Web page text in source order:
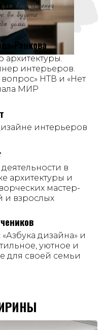
интерьеров
в
архитектуры и
мастер-
и взрослых
дизайна» и
уютное и
для своей семьи
архитектуры.
интерьеров.
НТВ и «Нет
МИР
Ранкова